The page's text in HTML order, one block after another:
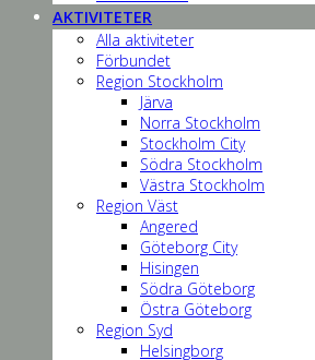
AKTIVITETER
Alla aktiviteter
Förbundet
Region Stockholm
Järva
Norra Stockholm
Stockholm City
Södra Stockholm
Västra Stockholm
Region Väst
Angered
Göteborg City
Hisingen
Södra Göteborg
Östra Göteborg
Region Syd
Helsingborg